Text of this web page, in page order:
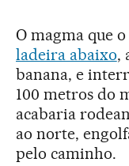
O magma que
ladeira abaixo,
banana, e
100 metros do
acabaria
ao norte,
pelo caminho.